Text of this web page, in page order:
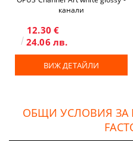
канали
12.30 €
24.06 лв.
ВИЖ ДЕТАЙЛИ
ОБЩИ УСЛОВИЯ ЗА